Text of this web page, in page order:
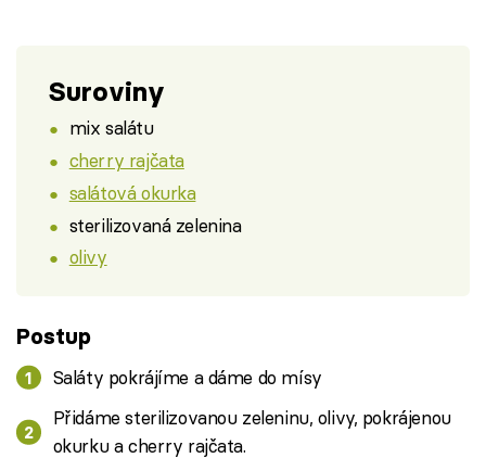
Suroviny
mix salátu
cherry rajčata
salátová okurka
sterilizovaná zelenina
olivy
Postup
Saláty pokrájíme a dáme do mísy
Přidáme sterilizovanou zeleninu, olivy, pokrájenou
okurku a cherry rajčata.